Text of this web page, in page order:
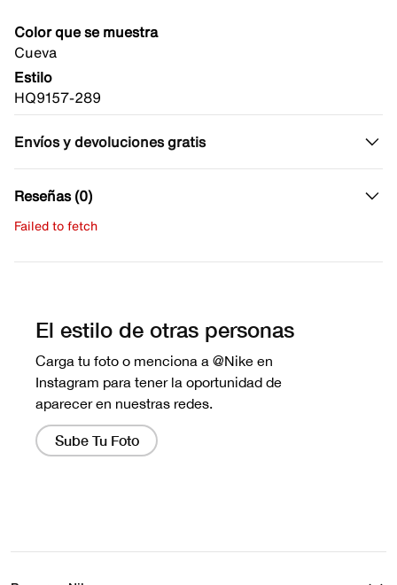
Color que se muestra
Cueva
Estilo
HQ9157-289
Envíos y devoluciones gratis
Reseñas (0)
Failed to fetch